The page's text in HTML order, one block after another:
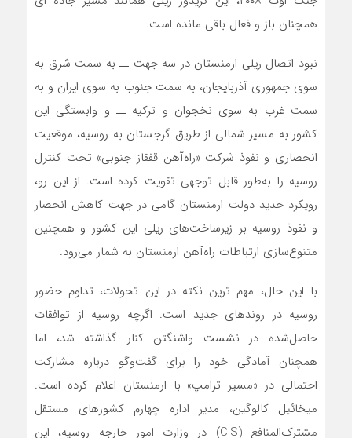
همچنان باز و فعال باقی مانده است.
نبود اتصال ریلی ارمنستان در سه جهت ــ به سمت شرق به
سوی جمهوری آذربایجان، به سمت جنوب به سوی ایران و به
سمت غرب به سوی نخجوان و ترکیه ــ و وابستگی این
کشور به مسیر شمالی از طریق گرجستان به روسیه، موقعیت
انحصاری و نفوذ شرکت «راه‌آهن قفقاز جنوبی» تحت کنترل
روسیه را به‌طور قابل توجهی تقویت کرده است. از این رو،
رویکرد جدید دولت ارمنستان گامی در جهت کاهش انحصار
و نفوذ روسیه بر زیرساخت‌های ریلی این کشور و همچنین
متنوع‌سازی ارتباطات راه‌آهن ارمنستان به شمار می‌رود.
با این حال، مهم ‌ترین نکته در این تحولات، تداوم حضور
روسیه در روندهای جدید است. اگرچه روسیه از توافقات
حاصل‌شده در نشست واشنگتن کنار گذاشته شد، اما
همچنان آمادگی خود را برای گفت‌وگو درباره مشارکت
احتمالی در «مسیر ترامپ» با ارمنستان اعلام کرده است.
میخائیل کالوگین، مدیر اداره چهارم کشورهای مستقل
مشترک‌المنافع (CIS) در وزارت امور خارجه روسیه، این